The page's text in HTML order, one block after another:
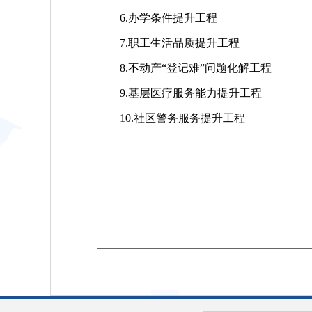
6.办学条件提升工程
7.职工生活品质提升工程
8.不动产“登记难”问题化解工程
9.基层医疗服务能力提升工程
10.社区警务服务提升工程